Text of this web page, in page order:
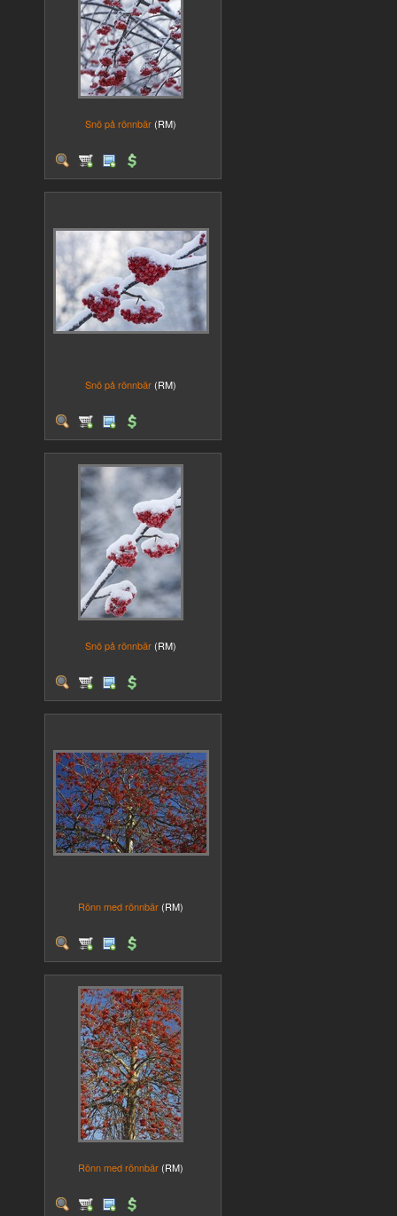
Snö på rönnbär (RM)
Snö på rönnbär (RM)
Snö på rönnbär (RM)
Rönn med rönnbär (RM)
Rönn med rönnbär (RM)